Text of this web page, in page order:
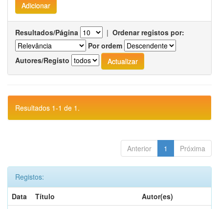
Resultados/Página | Ordenar registos por:
Por ordem
Autores/Registo
Resultados 1-1 de 1.
Anterior 1 Próxima
Registos:
Data
Título
Autor(es)